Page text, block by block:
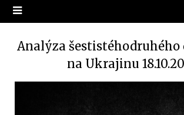
Analýza šestistéhodruhého
na Ukrajinu